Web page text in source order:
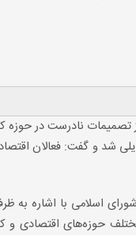
تصمیمات نادرست در حوزه
شد و گفت: فعالان
اسلامی با اشاره به
کمیسیون تخصصی، پیگیر مسائل مختلف حوزه‌های